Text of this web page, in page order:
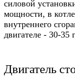
силовой
мощности, в
внутреннего
двигателе - 30-35
Двигатель